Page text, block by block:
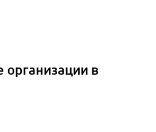
организации в